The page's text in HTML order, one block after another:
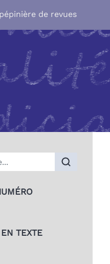
de revues
TEXTE